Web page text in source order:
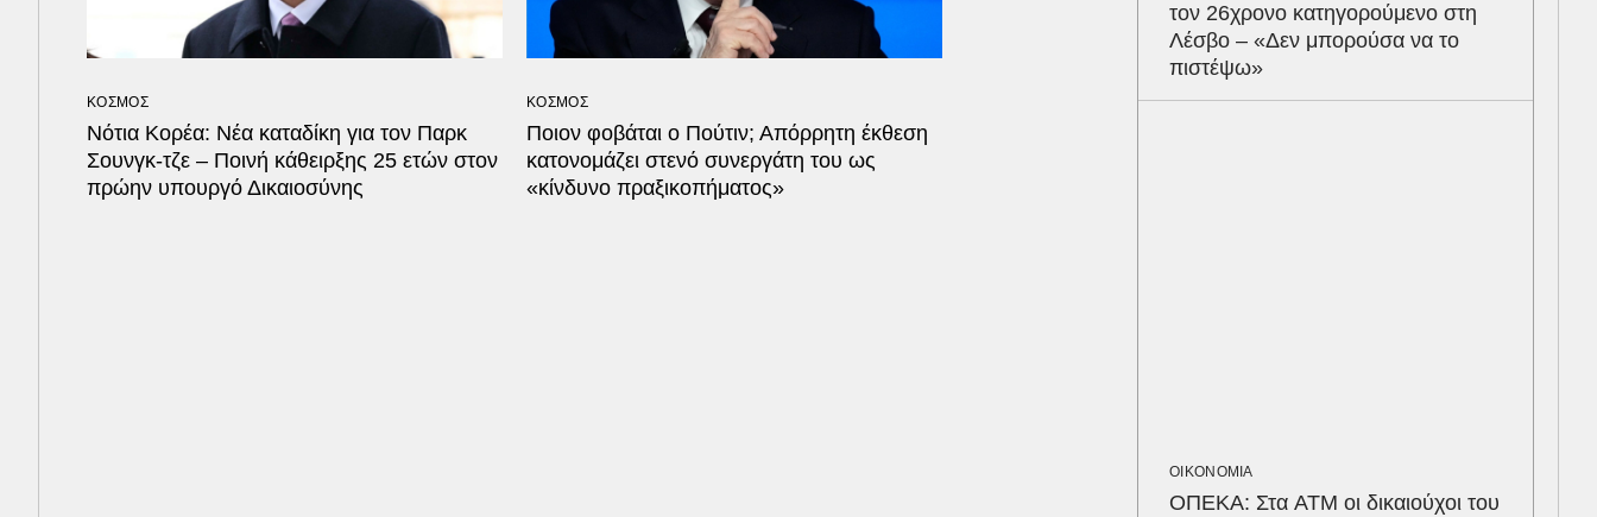
ΚΟΣΜΟΣ
Νότια Κορέα: Νέα καταδίκη για τον Παρκ
Σουνγκ-τζε – Ποινή κάθειρξης 25 ετών στον
πρώην υπουργό Δικαιοσύνης
ΚΟΣΜΟΣ
Ποιον φοβάται ο Πούτιν; Απόρρητη έκθεση
κατονομάζει στενό συνεργάτη του ως
«κίνδυνο πραξικοπήματος»
τον 26χρονο κατηγορούμενο στη
Λέσβο – «Δεν μπορούσα να το
πιστέψω»
ΟΙΚΟΝΟΜΙΑ
ΟΠΕΚΑ: Στα ATM οι δικαιούχοι του